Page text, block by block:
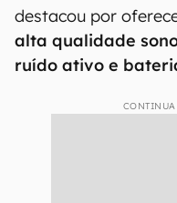
destacou por
alta qualidade
ruído ativo e